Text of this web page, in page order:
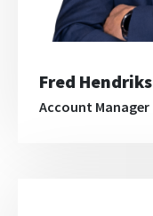
Fred Hendriks
Account Manager